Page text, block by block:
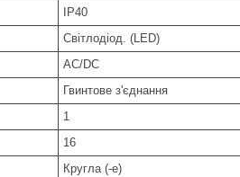
IP40
Світлодіод. (LED)
AC/DC
Гвинтове з'єднання
1
16
Кругла (-е)